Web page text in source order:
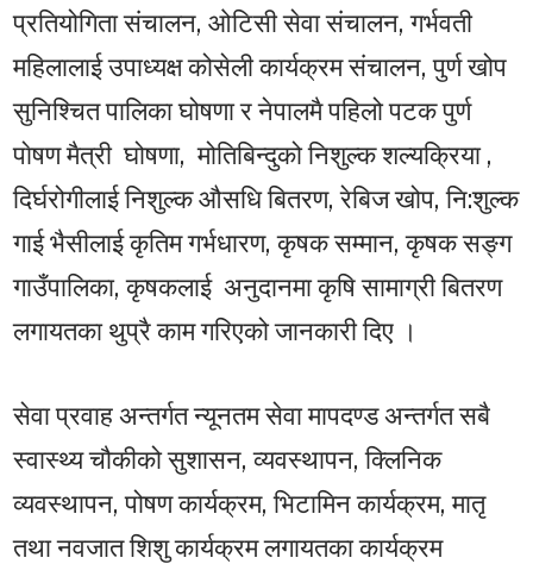
प्रतियोगिता संचालन, ओटिसी सेवा संचालन, गर्भवती
महिलालाई उपाध्यक्ष कोसेली कार्यक्रम संचालन, पुर्ण खोप
सुनिश्चित पालिका घोषणा र नेपालमै पहिलो पटक पुर्ण
पाेषण मैत्री घोषणा, मोतिबिन्दुको निशुल्क शल्यक्रिया ,
दिर्घरोगीलाई निशुल्क औसधि बितरण, रेबिज खोप, नि:शुल्क
गाई भैसीलाई कृतिम गर्भधारण, कृषक सम्मान, कृषक सङ्ग
गाउँपालिका, कृषकलाई अनुदानमा कृषि सामाग्री बितरण
लगायतका थुप्रै काम गरिएको जानकारी दिए ।
सेवा प्रवाह अन्तर्गत न्यूनतम सेवा मापदण्ड अन्तर्गत सबै
स्वास्थ्य चौकीको सुशासन, व्यवस्थापन, क्लिनिक
व्यवस्थापन, पोषण कार्यक्रम, भिटामिन कार्यक्रम, मातृ
तथा नवजात शिशु कार्यक्रम लगायतका कार्यक्रम